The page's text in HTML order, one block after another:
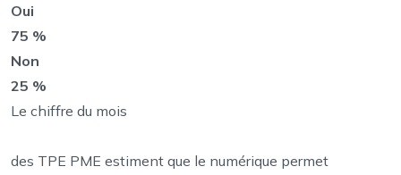
Oui
75 %
Non
25 %
Le chiffre du mois
des TPE PME estiment que le numérique permet